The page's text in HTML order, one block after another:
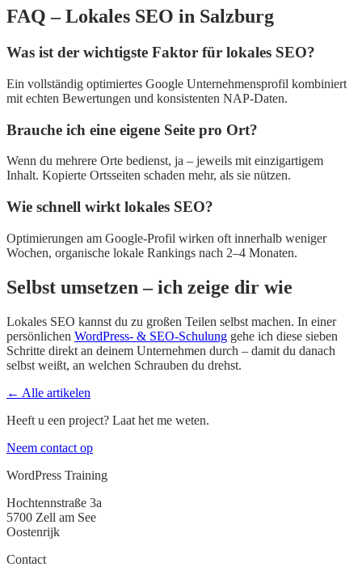
FAQ – Lokales SEO in Salzburg
Was ist der wichtigste Faktor für lokales SEO?
Ein vollständig optimiertes Google Unternehmensprofil kombiniert
mit echten Bewertungen und konsistenten NAP-Daten.
Brauche ich eine eigene Seite pro Ort?
Wenn du mehrere Orte bedienst, ja – jeweils mit einzigartigem
Inhalt. Kopierte Ortsseiten schaden mehr, als sie nützen.
Wie schnell wirkt lokales SEO?
Optimierungen am Google-Profil wirken oft innerhalb weniger
Wochen, organische lokale Rankings nach 2–4 Monaten.
Selbst umsetzen – ich zeige dir wie
Lokales SEO kannst du zu großen Teilen selbst machen. In einer
persönlichen WordPress- & SEO-Schulung gehe ich diese sieben
Schritte direkt an deinem Unternehmen durch – damit du danach
selbst weißt, an welchen Schrauben du drehst.
← Alle artikelen
Heeft u een project? Laat het me weten.
Neem contact op
WordPress Training
Hochtennstraße 3a
5700 Zell am See
Oostenrijk
Contact